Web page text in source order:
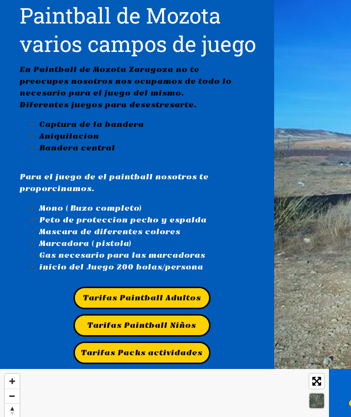
Paintball de Mozota
varios campos de juego
En Paintball de Mozota Zaragoza no te
preocupes nosotros nos ocupamos de todo lo
necesario para el juego del mismo.
Diferentes juegos para desestresarte.
Captura de la bandera
Aniquilacion
Bandera central
Para el juego de el paintball nosotros te
proporcinamos.
Mono ( Buzo completo)
Peto de proteccion pecho y espalda
Mascara de diferentes colores
Marcadora ( pistola)
Gas necesario para las marcadoras
inicio del Juego 200 bolas/persona
Tarifas Paintball Adultos
Tarifas Paintball Niños
Tarifas Packs actividades